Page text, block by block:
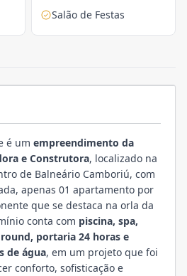
Salão de Festas
é um empreendimento da
e Construtora, localizado na
de Balneário Camboriú, com
apenas 01 apartamento por
que se destaca na orla da
conta com piscina, spa,
portaria 24 horas e
de água, em um projeto que foi
conforto, sofisticação e